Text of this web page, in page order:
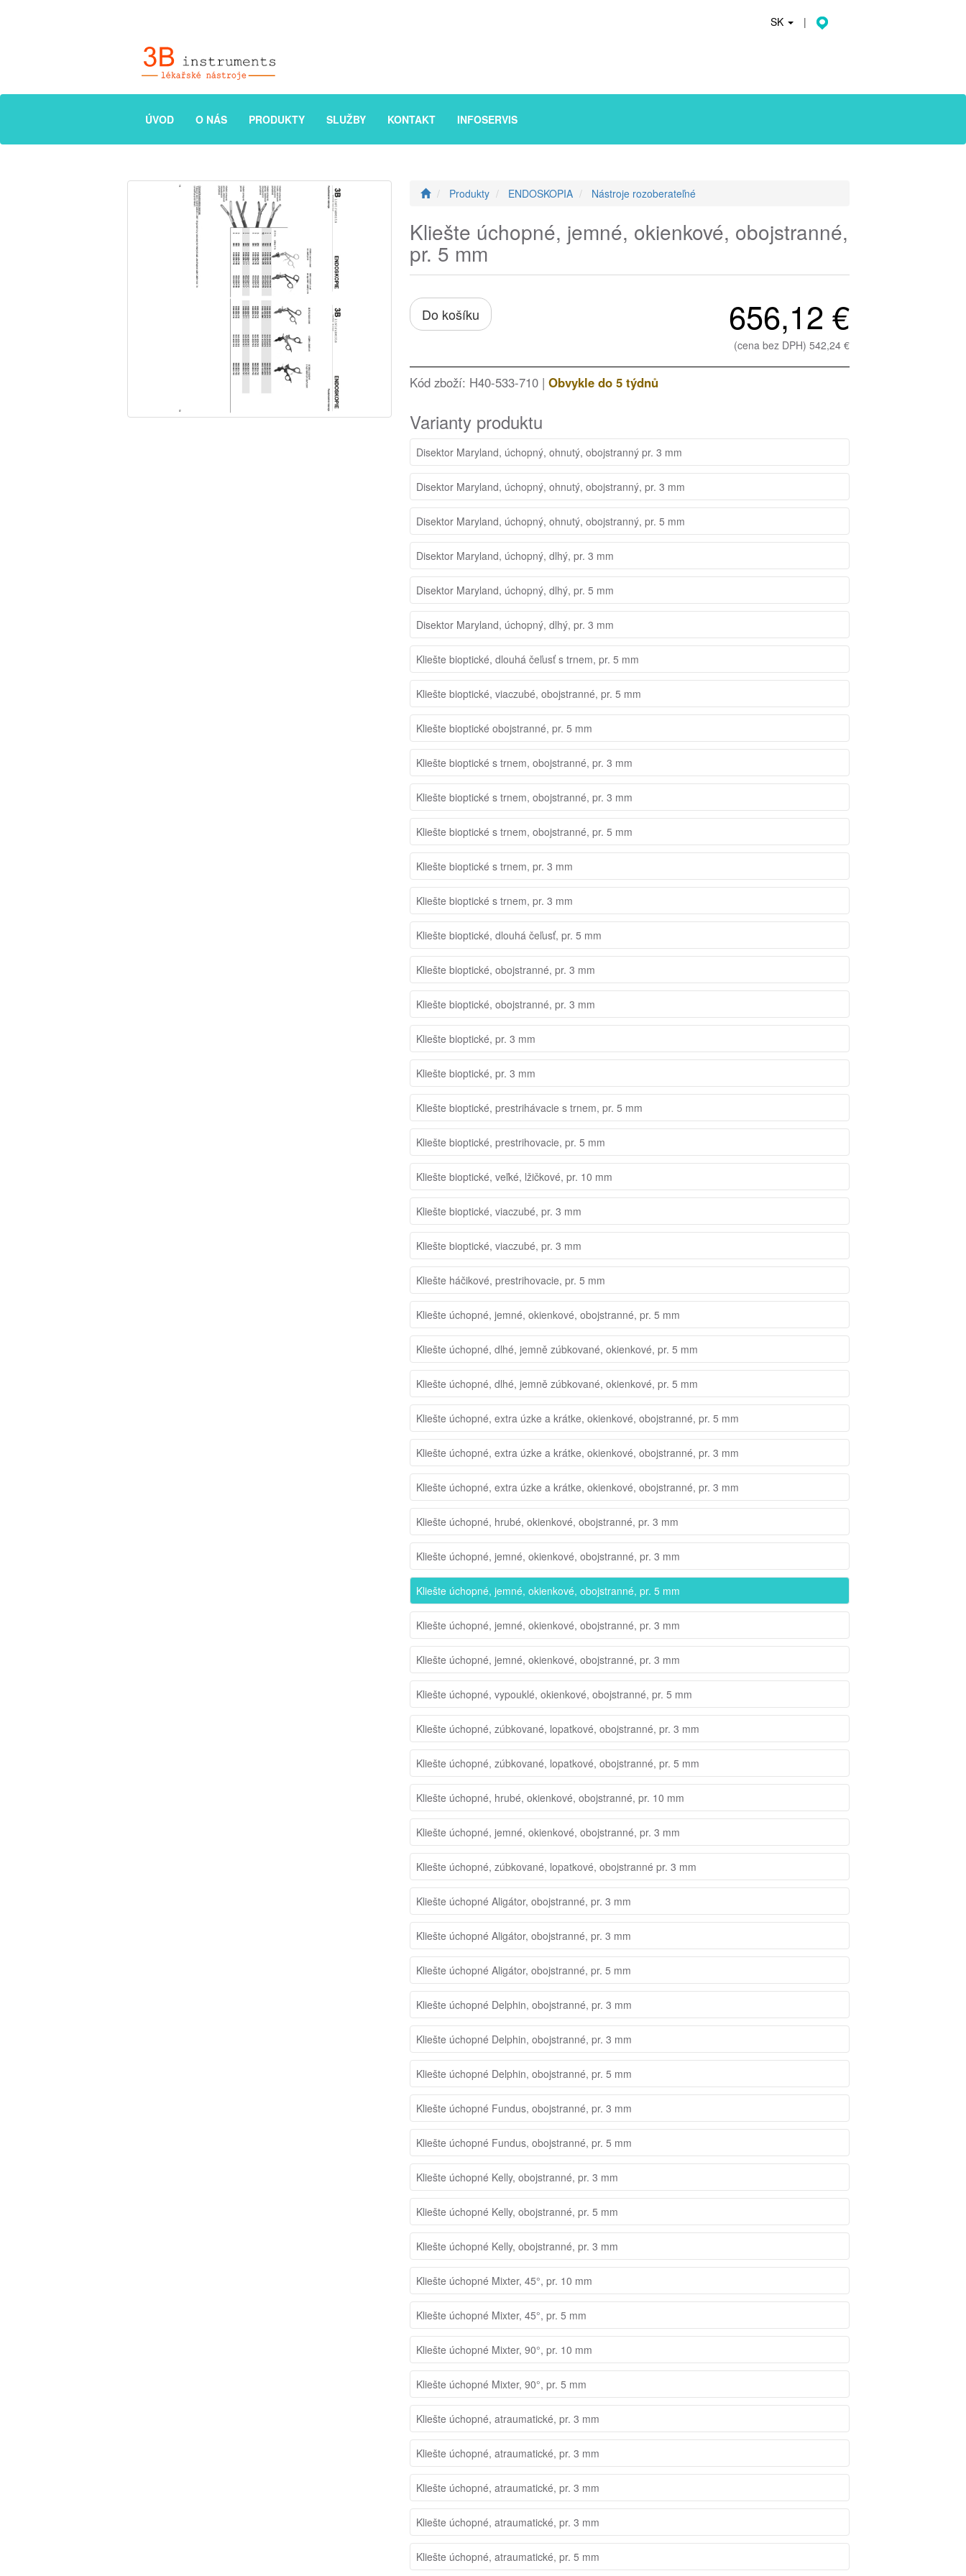
SK |
ÚVOD O NÁS PRODUKTY SLUŽBY KONTAKT INFOSERVIS
Produkty ENDOSKOPIA Nástroje rozoberateľné
Kliešte úchopné, jemné, okienkové, obojstranné,
pr. 5 mm
Do košíku 656,12 €
(cena bez DPH) 542,24 €
Kód zboží: H40-533-710 | Obvykle do 5 týdnů
Varianty produktu
Disektor Maryland, úchopný, ohnutý, obojstranný pr. 3 mm
Disektor Maryland, úchopný, ohnutý, obojstranný, pr. 3 mm
Disektor Maryland, úchopný, ohnutý, obojstranný, pr. 5 mm
Disektor Maryland, úchopný, dlhý, pr. 3 mm
Disektor Maryland, úchopný, dlhý, pr. 5 mm
Disektor Maryland, úchopný, dlhý, pr. 3 mm
Kliešte bioptické, dlouhá čeľusť s trnem, pr. 5 mm
Kliešte bioptické, viaczubé, obojstranné, pr. 5 mm
Kliešte bioptické obojstranné, pr. 5 mm
Kliešte bioptické s trnem, obojstranné, pr. 3 mm
Kliešte bioptické s trnem, obojstranné, pr. 3 mm
Kliešte bioptické s trnem, obojstranné, pr. 5 mm
Kliešte bioptické s trnem, pr. 3 mm
Kliešte bioptické s trnem, pr. 3 mm
Kliešte bioptické, dlouhá čeľusť, pr. 5 mm
Kliešte bioptické, obojstranné, pr. 3 mm
Kliešte bioptické, obojstranné, pr. 3 mm
Kliešte bioptické, pr. 3 mm
Kliešte bioptické, pr. 3 mm
Kliešte bioptické, prestrihávacie s trnem, pr. 5 mm
Kliešte bioptické, prestrihovacie, pr. 5 mm
Kliešte bioptické, veľké, lžičkové, pr. 10 mm
Kliešte bioptické, viaczubé, pr. 3 mm
Kliešte bioptické, viaczubé, pr. 3 mm
Kliešte háčikové, prestrihovacie, pr. 5 mm
Kliešte úchopné, jemné, okienkové, obojstranné, pr. 5 mm
Kliešte úchopné, dlhé, jemně zúbkované, okienkové, pr. 5 mm
Kliešte úchopné, dlhé, jemně zúbkované, okienkové, pr. 5 mm
Kliešte úchopné, extra úzke a krátke, okienkové, obojstranné, pr. 5 mm
Kliešte úchopné, extra úzke a krátke, okienkové, obojstranné, pr. 3 mm
Kliešte úchopné, extra úzke a krátke, okienkové, obojstranné, pr. 3 mm
Kliešte úchopné, hrubé, okienkové, obojstranné, pr. 3 mm
Kliešte úchopné, jemné, okienkové, obojstranné, pr. 3 mm
Kliešte úchopné, jemné, okienkové, obojstranné, pr. 5 mm
Kliešte úchopné, jemné, okienkové, obojstranné, pr. 3 mm
Kliešte úchopné, jemné, okienkové, obojstranné, pr. 3 mm
Kliešte úchopné, vypouklé, okienkové, obojstranné, pr. 5 mm
Kliešte úchopné, zúbkované, lopatkové, obojstranné, pr. 3 mm
Kliešte úchopné, zúbkované, lopatkové, obojstranné, pr. 5 mm
Kliešte úchopné, hrubé, okienkové, obojstranné, pr. 10 mm
Kliešte úchopné, jemné, okienkové, obojstranné, pr. 3 mm
Kliešte úchopné, zúbkované, lopatkové, obojstranné pr. 3 mm
Kliešte úchopné Aligátor, obojstranné, pr. 3 mm
Kliešte úchopné Aligátor, obojstranné, pr. 3 mm
Kliešte úchopné Aligátor, obojstranné, pr. 5 mm
Kliešte úchopné Delphin, obojstranné, pr. 3 mm
Kliešte úchopné Delphin, obojstranné, pr. 3 mm
Kliešte úchopné Delphin, obojstranné, pr. 5 mm
Kliešte úchopné Fundus, obojstranné, pr. 3 mm
Kliešte úchopné Fundus, obojstranné, pr. 5 mm
Kliešte úchopné Kelly, obojstranné, pr. 3 mm
Kliešte úchopné Kelly, obojstranné, pr. 5 mm
Kliešte úchopné Kelly, obojstranné, pr. 3 mm
Kliešte úchopné Mixter, 45°, pr. 10 mm
Kliešte úchopné Mixter, 45°, pr. 5 mm
Kliešte úchopné Mixter, 90°, pr. 10 mm
Kliešte úchopné Mixter, 90°, pr. 5 mm
Kliešte úchopné, atraumatické, pr. 3 mm
Kliešte úchopné, atraumatické, pr. 3 mm
Kliešte úchopné, atraumatické, pr. 3 mm
Kliešte úchopné, atraumatické, pr. 3 mm
Kliešte úchopné, atraumatické, pr. 5 mm